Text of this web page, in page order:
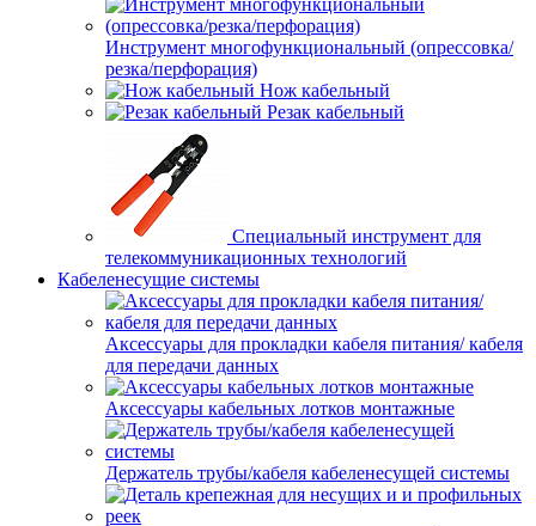
Инструмент многофункциональный (опрессовка/
резка/перфорация)
Нож кабельный
Резак кабельный
Специальный инструмент для
телекоммуникационных технологий
Кабеленесущие системы
Аксессуары для прокладки кабеля питания/ кабеля
для передачи данных
Аксессуары кабельных лотков монтажные
Держатель трубы/кабеля кабеленесущей системы